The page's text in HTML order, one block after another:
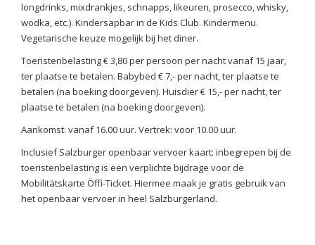
longdrinks, mixdrankjes, schnapps, likeuren, prosecco, whisky,
wodka, etc.). Kindersapbar in de Kids Club. Kindermenu.
Vegetarische keuze mogelijk bij het diner.
Toeristenbelasting € 3,80 per persoon per nacht vanaf 15 jaar,
ter plaatse te betalen. Babybed € 7,- per nacht, ter plaatse te
betalen (na boeking doorgeven). Huisdier € 15,- per nacht, ter
plaatse te betalen (na boeking doorgeven).
Aankomst: vanaf 16.00 uur. Vertrek: voor 10.00 uur.
Inclusief Salzburger openbaar vervoer kaart: inbegrepen bij de
toeristenbelasting is een verplichte bijdrage voor de
Mobilitätskarte Öffi-Ticket. Hiermee maak je gratis gebruik van
het openbaar vervoer in heel Salzburgerland.